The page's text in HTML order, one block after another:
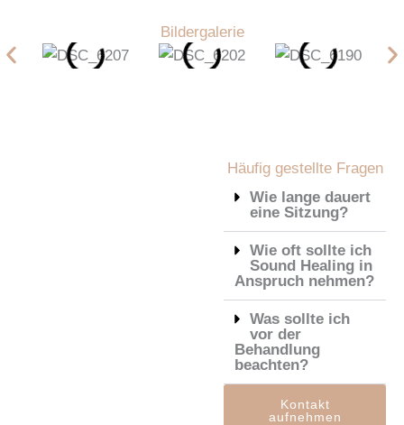
Bildergalerie
Häufig gestellte Fragen
Wie lange dauert
eine Sitzung?
Wie oft sollte ich
Sound Healing in
Anspruch nehmen?
Was sollte ich
vor der
Behandlung
beachten?
Kontakt
aufnehmen